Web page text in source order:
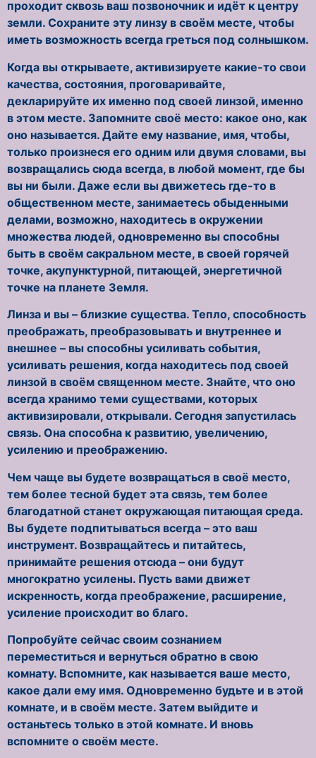
проходит сквозь ваш позвоночник и идёт к центру
земли. Сохраните эту линзу в своём месте, чтобы
иметь возможность всегда греться под солнышком.
Когда вы открываете, активизируете какие-то свои
качества, состояния, проговаривайте,
декларируйте их именно под своей линзой, именно
в этом месте. Запомните своё место: какое оно, как
оно называется. Дайте ему название, имя, чтобы,
только произнеся его одним или двумя словами, вы
возвращались сюда всегда, в любой момент, где бы
вы ни были. Даже если вы движетесь где-то в
общественном месте, занимаетесь обыденными
делами, возможно, находитесь в окружении
множества людей, одновременно вы способны
быть в своём сакральном месте, в своей горячей
точке, акупунктурной, питающей, энергетичной
точке на планете Земля.
Линза и вы – близкие существа. Тепло, способность
преображать, преобразовывать и внутреннее и
внешнее – вы способны усиливать события,
усиливать решения, когда находитесь под своей
линзой в своём священном месте. Знайте, что оно
всегда хранимо теми существами, которых
активизировали, открывали. Сегодня запустилась
связь. Она способна к развитию, увеличению,
усилению и преображению.
Чем чаще вы будете возвращаться в своё место,
тем более тесной будет эта связь, тем более
благодатной станет окружающая питающая среда.
Вы будете подпитываться всегда – это ваш
инструмент. Возвращайтесь и питайтесь,
принимайте решения отсюда – они будут
многократно усилены. Пусть вами движет
искренность, когда преображение, расширение,
усиление происходит во благо.
Попробуйте сейчас своим сознанием
переместиться и вернуться обратно в свою
комнату. Вспомните, как называется ваше место,
какое дали ему имя. Одновременно будьте и в этой
комнате, и в своём месте. Затем выйдите и
останьтесь только в этой комнате. И вновь
вспомните о своём месте.